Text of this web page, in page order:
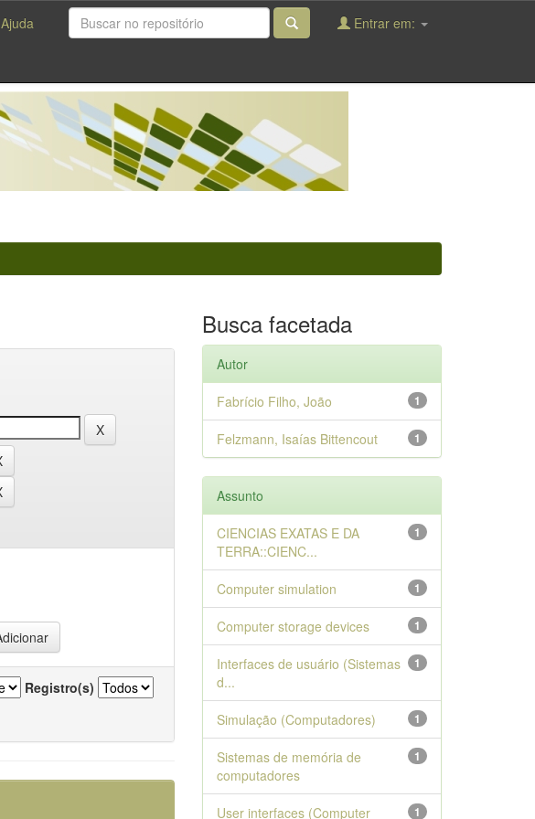
Ajuda Entrar em:
Registro(s)
Busca facetada
Autor
1
Fabrício Filho, João
1
Felzmann, Isaías Bittencout
Assunto
1
CIENCIAS EXATAS E DA
TERRA::CIENC...
1
Computer simulation
1
Computer storage devices
1
Interfaces de usuário (Sistemas
d...
1
Simulação (Computadores)
1
Sistemas de memória de
computadores
1
User interfaces (Computer